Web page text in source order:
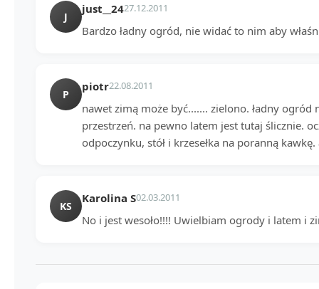
J
just__2427.12.2011
Bardzo ładny ogród, nie widać to nim aby
P
piotr22.08.2011
nawet zimą może być....... zielono. ładny
przestrzeń. na pewno latem jest tutaj ślicznie.
odpoczynku, stół i krzesełka na poranną
KS
Karolina S02.03.2011
No i jest wesoło!!!! Uwielbiam ogrody i latem i